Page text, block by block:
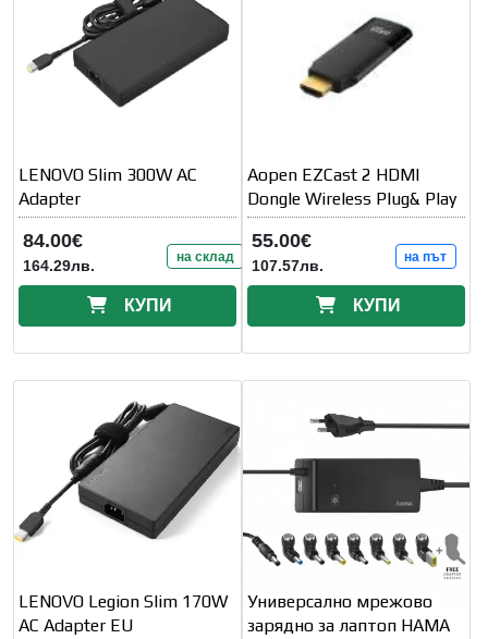
LENOVO Slim 300W AC
Adapter
84.00€
164.29лв. на склад
КУПИ
Aopen EZCast 2 HDMI
Dongle Wireless Plug& Play
55.00€
107.57лв. на път
КУПИ
LENOVO Legion Slim 170W
AC Adapter EU
Универсално мрежово
зарядно за лаптоп HAMA